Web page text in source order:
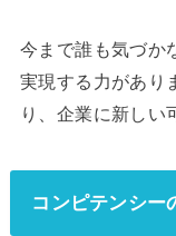
今まで誰も気づか
実現する力があり
り、企業に新しい
コンピテンシー